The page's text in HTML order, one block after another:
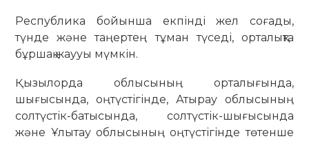
Республика бойынша екпінді жел соғады,
түнде және таңертең тұман түседі, орталықта
бұршақ жаууы мүмкін.
Қызылорда облысының орталығында,
шығысында, оңтүстігінде, Атырау облысының
солтүстік-батысында, солтүстік-шығысында
және Ұлытау облысының оңтүстігінде төтенше